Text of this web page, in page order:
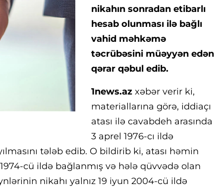
nikahın sonradan etibarlı
hesab olunması ilə bağlı
vahid məhkəmə
təcrübəsini müəyyən edən
qərar qəbul edib.
1news.az xəbər verir ki,
materiallarına görə, iddiaçı
atası ilə cavabdeh arasında
3 aprel 1976-cı ildə
tələb edib. O bildirib ki, atası həmin
cü ildə bağlanmış və hələ qüvvədə olan
nikahı yalnız 19 iyun 2004-cü ildə